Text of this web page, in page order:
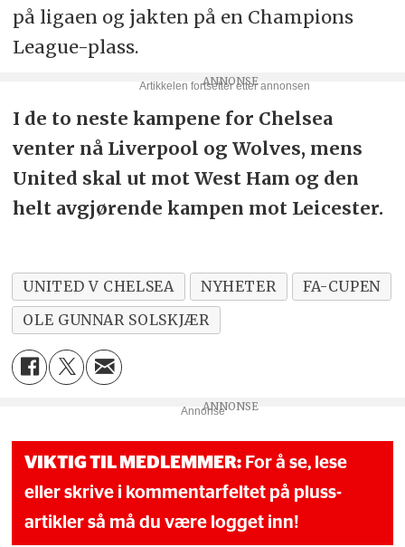
på ligaen og jakten på en Champions
League-plass.
I de to neste kampene for Chelsea
venter nå Liverpool og Wolves, mens
United skal ut mot West Ham og den
helt avgjørende kampen mot Leicester.
UNITED V CHELSEA NYHETER
FA-CUPEN
OLE GUNNAR SOLSKJÆR
Annonse
VIKTIG TIL MEDLEMMER: For å se, lese
eller skrive i kommentarfeltet på pluss-
artikler så må du være logget inn!